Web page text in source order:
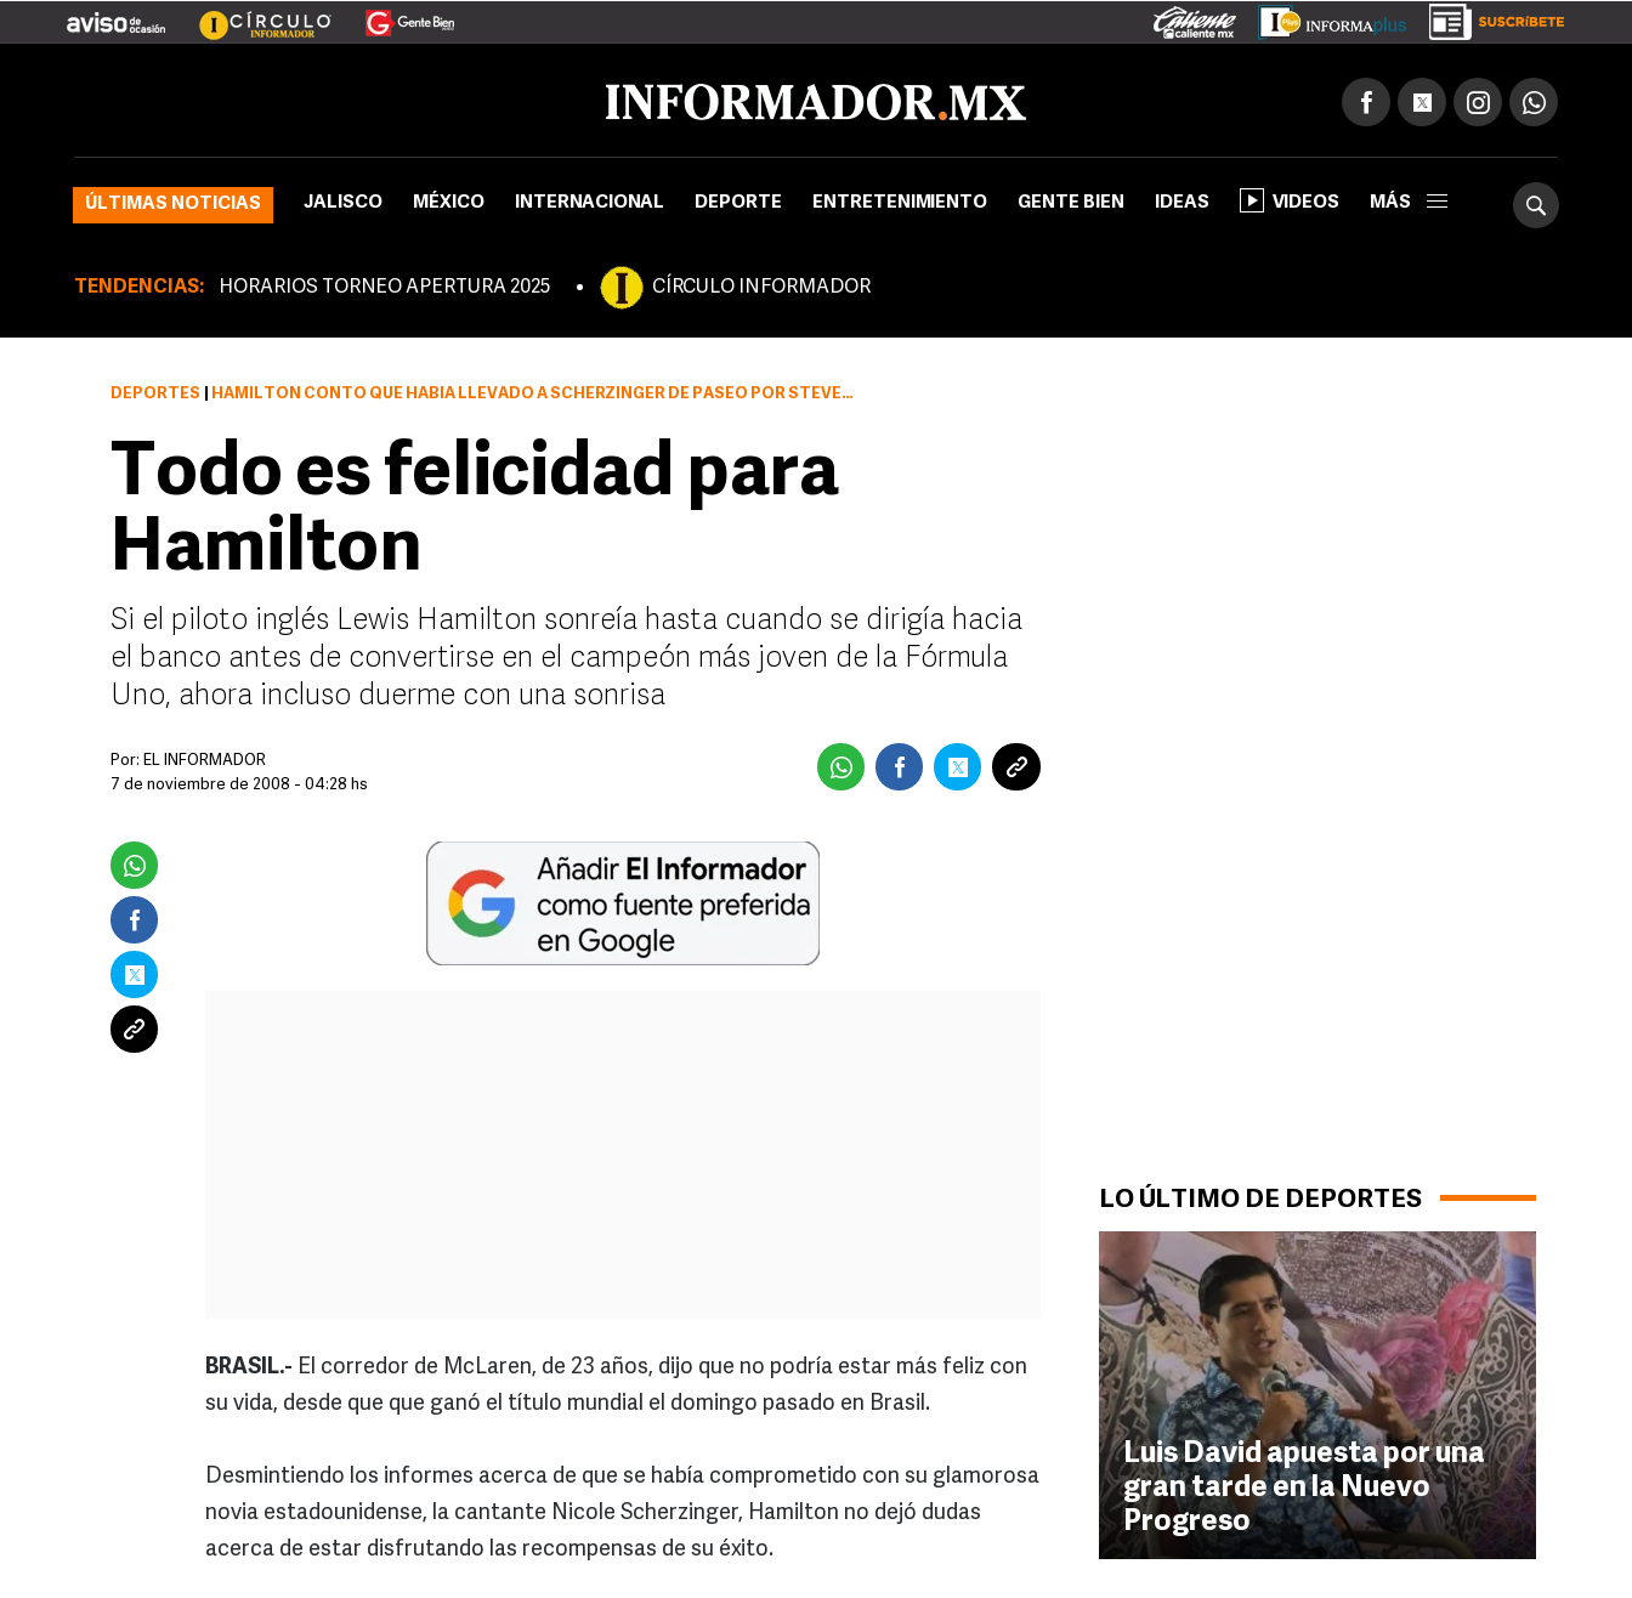
ÚLTIMAS NOTICIAS JALISCO MÉXICO INTERNACIONAL DEPORTE ENTRETENIMIENTO GENTE BIEN IDEAS VIDEOS MÁS
TENDENCIAS: HORARIOS TORNEO APERTURA 2025 CÍRCULO INFORMADOR
LO ÚLTIMO DE DEPORTES
Luis David apuesta por una
gran tarde en la Nuevo
Progreso
DEPORTES HAMILTON CONTÓ QUE HABÍA LLEVADO A SCHERZINGER DE PASEO POR STEVENAGE
Todo es felicidad para
Hamilton
Si el piloto inglés Lewis Hamilton sonreía hasta cuando se dirigía hacia
el banco antes de convertirse en el campeón más joven de la Fórmula
Uno, ahora incluso duerme con una sonrisa
Por: EL INFORMADOR
7 de noviembre de 2008 - 04:28 hs
BRASIL.- El corredor de McLaren, de 23 años, dijo que no podría estar más feliz con
su vida, desde que que ganó el título mundial el domingo pasado en Brasil.
Desmintiendo los informes acerca de que se había comprometido con su glamorosa
novia estadounidense, la cantante Nicole Scherzinger, Hamilton no dejó dudas
acerca de estar disfrutando las recompensas de su éxito.